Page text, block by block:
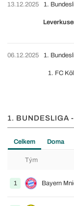
13.12.2025 1.
06.12.2025
1. FC
1.
1. BUNDESLIGA
Celkem Doma
Tým
1 Bayern